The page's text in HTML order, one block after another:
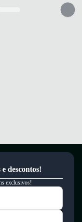
pequenas em todas as
descontos!
exclusivos!